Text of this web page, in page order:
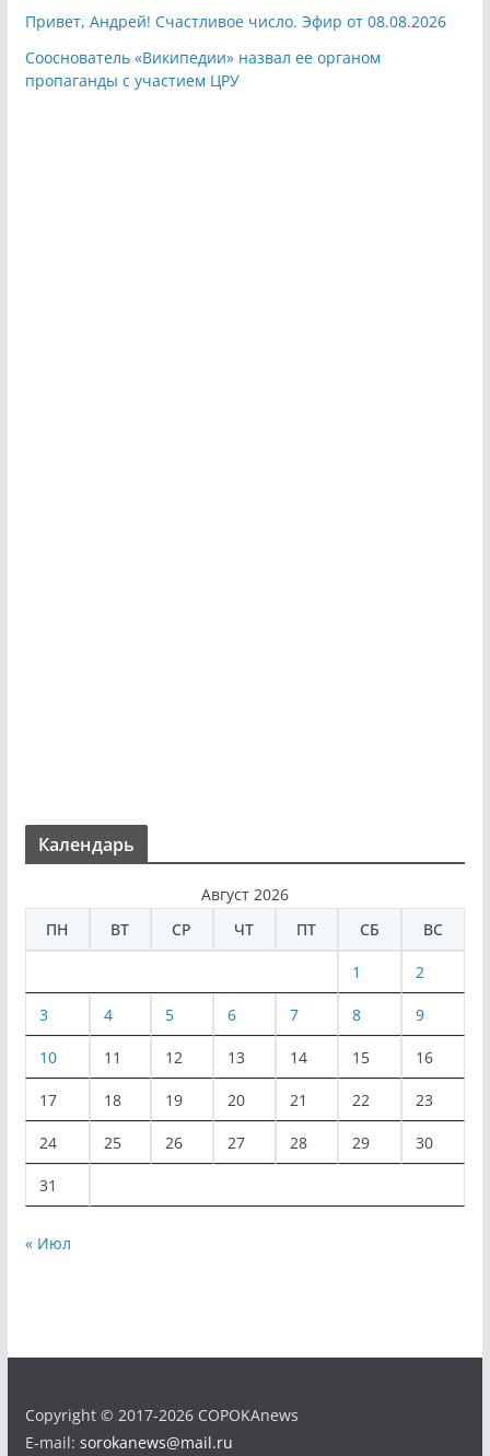
Привет, Андрей! Счастливое число. Эфир от 08.08.2026
Сооснователь «Википедии» назвал ее органом
пропаганды с участием ЦРУ
Календарь
Август 2026
ПН
ВТ СР ЧТ ПТ СБ ВС
1 2
3 4 5 6 7 8 9
10 11 12 13 14 15 16
17 18 19 20 21 22 23
24 25 26 27 28 29 30
31
« Июл
Copyright © 2017-2026 COPOKAnews
E-mail: sorokanews@mail.ru